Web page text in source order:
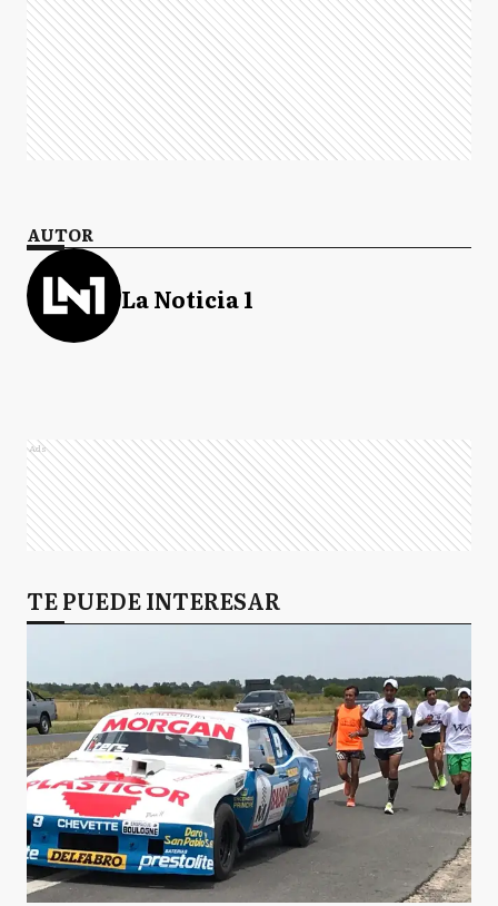
AUTOR
La Noticia 1
Ads
TE PUEDE INTERESAR